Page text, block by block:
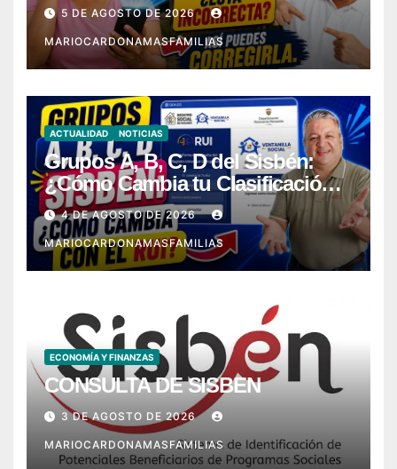
5 DE AGOSTO DE 2026
MARIOCARDONAMASFAMILIAS
ACTUALIDAD NOTICIAS
Grupos A, B, C, D del Sisbén:
¿Cómo Cambia tu Clasificación
con el RUI?
4 DE AGOSTO DE 2026
MARIOCARDONAMASFAMILIAS
ECONOMÍA Y FINANZAS
CONSULTA DE SISBEN
3 DE AGOSTO DE 2026
MARIOCARDONAMASFAMILIAS